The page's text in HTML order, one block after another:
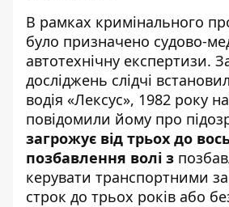
В рамках кримінального
було призначено судово-
автотехнічну експертизи.
досліджень слідчі
водія «Лексус», 1982 року
повідомили йому про
загрожує від трьох до
позбавлення волі з
керувати транспортними
строк до трьох років або